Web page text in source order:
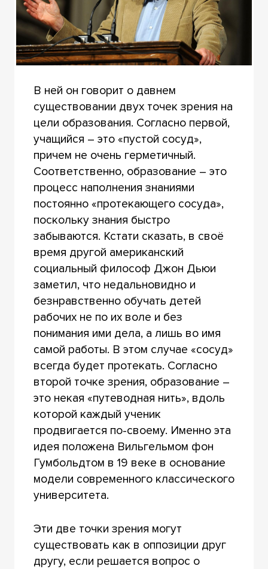
В ней он говорит о давнем
существовании двух точек зрения на
цели образования. Согласно первой,
учащийся – это «пустой сосуд»,
причем не очень герметичный.
Соответственно, образование – это
процесс наполнения знаниями
постоянно «протекающего сосуда»,
поскольку знания быстро
забываются. Кстати сказать, в своё
время другой американский
социальный философ Джон Дьюи
заметил, что недальновидно и
безнравственно обучать детей
рабочих не по их воле и без
понимания ими дела, а лишь во имя
самой работы. В этом случае «сосуд»
всегда будет протекать. Согласно
второй точке зрения, образование –
это некая «путеводная нить», вдоль
которой каждый ученик
продвигается по-своему. Именно эта
идея положена Вильгельмом фон
Гумбольдтом в 19 веке в основание
модели современного классического
университета.
Эти две точки зрения могут
существовать как в оппозиции друг
другу, если решается вопрос о